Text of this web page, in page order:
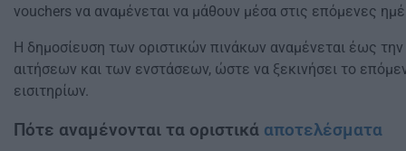
vouchers να αναμένεται να μάθουν μέσα στις επόμενες
Η δημοσίευση των οριστικών πινάκων αναμένεται έως
αιτήσεων και των ενστάσεων, ώστε να ξεκινήσει το
εισιτηρίων.
Πότε αναμένονται τα οριστικά αποτελέσματα